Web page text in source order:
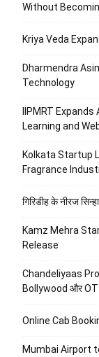
Without
Kriya Veda
Dharmendra
Technology
IIPMRT
Learning and
Kolkata Startup
Fragrance
गिरिडीह के नीरज
Kamz Mehra
Release
Chandeliyaas
Bollywood और
Online Cab
Mumbai Airport